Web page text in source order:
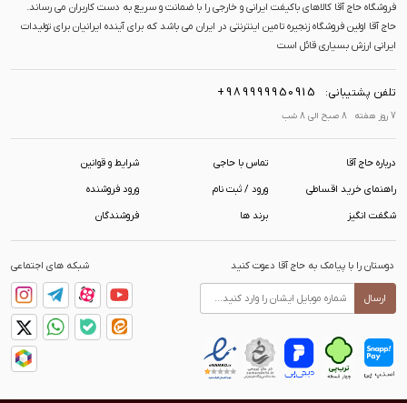
فروشگاه حاج آقا کالاهای باکیفت ایرانی و خارجی را با ضمانت و سریع به دست کاربران می رساند.
حاج آقا اولین فروشگاه زنجیره تامین اینترنتی در ایران می باشد که برای آینده ایرانیان برای تولیدات
ایرانی ارزش بسیاری قائل است
تلفن پشتیبانی: +989999950915
7 روز هفته 8 صبح الی 8 شب
درباره حاج آقا تماس با حاجی شرایط و قوانین
راهنمای خرید اقساطی ورود / ثبت نام ورود فروشنده
شگفت انگیز برند ها فروشندگان
دوستان را با پیامک به حاج آقا دعوت کنید
ارسال
شبکه های اجتماعی